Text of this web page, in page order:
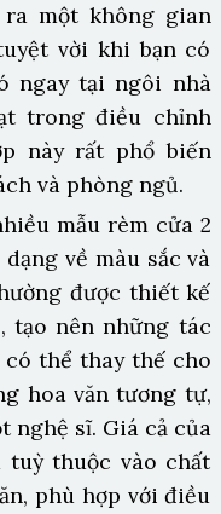
một không gian
vời khi bạn có
ngay tại ngôi nhà
trong điều chỉnh
này rất phổ biến
và phòng ngủ.
mẫu rèm cửa 2
về màu sắc và
được thiết kế
tạo nên những tác
thể thay thế cho
hoa văn tương tự,
nghệ sĩ. Giá cả của
tuỳ thuộc vào chất
phù hợp với điều